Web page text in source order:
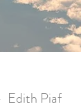
Edith Piaf